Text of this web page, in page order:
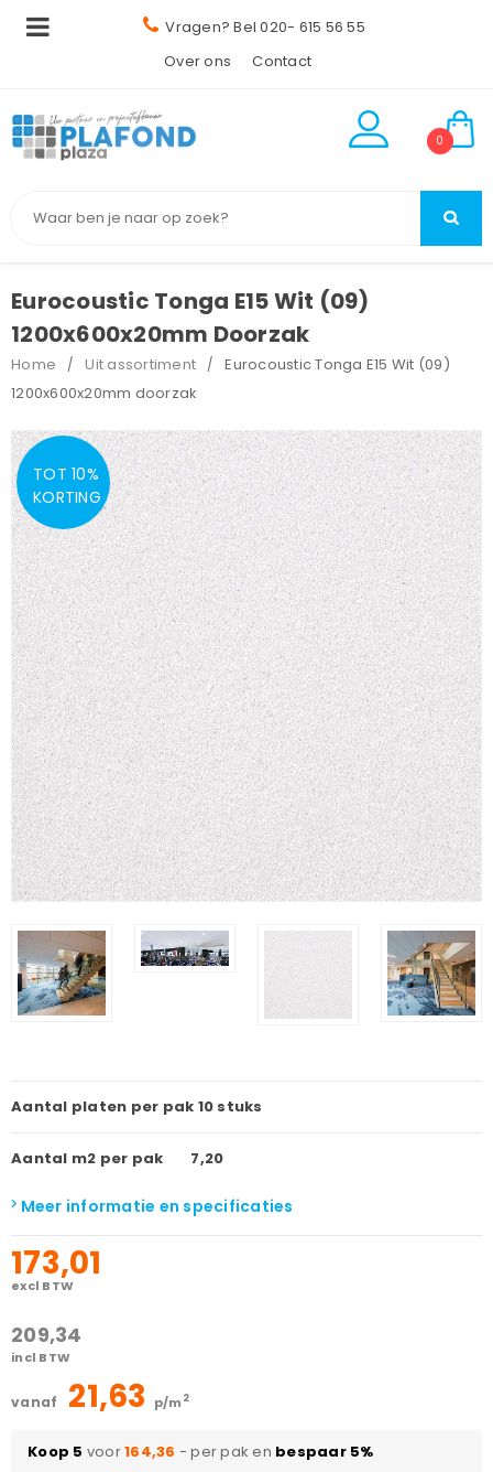
Vragen? Bel 020- 615 56 55
Over ons
Contact
0
Eurocoustic Tonga E15 Wit (09)
1200x600x20mm Doorzak
Home / Uit assortiment /
Eurocoustic Tonga E15 Wit (09)
1200x600x20mm doorzak
TOT 10%
KORTING
Aantal platen per pak 10 stuks
Aantal m2 per pak 7,20
Meer informatie en specificaties
173,01
excl BTW
209,34
incl BTW
vanaf 21,63 p/m 2
Koop 5 voor164,36 - per pak en bespaar 5%